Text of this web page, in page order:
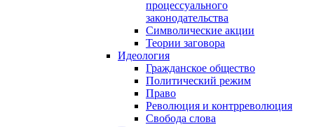
процессуального
законодательства
Символические акции
Теории заговора
Идеология
Гражданское общество
Политический режим
Право
Революция и контрреволюция
Свобода слова